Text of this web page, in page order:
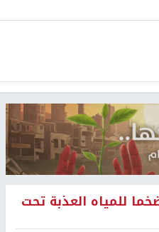
للمياه العذبة تحت